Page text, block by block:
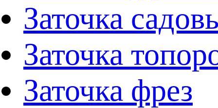
Заточка
Заточка
Заточка фрез